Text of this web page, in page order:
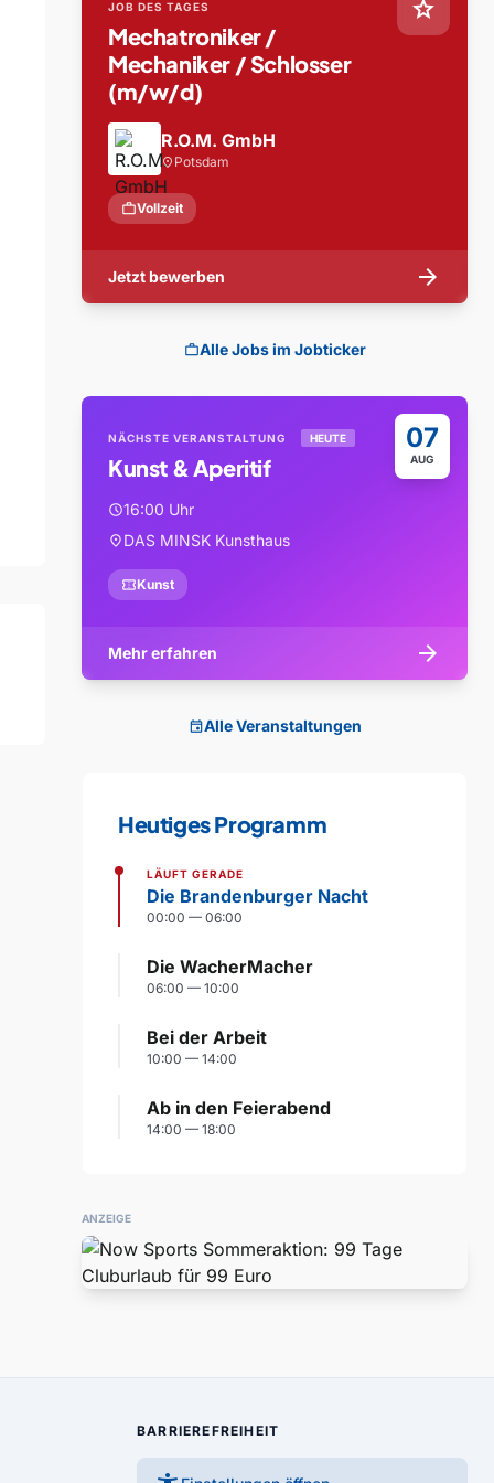
star
JOB DES TAGES
Mechatroniker /
Mechaniker / Schlosser
(m/w/d)
R.O.M. GmbH
location_on Potsdam
workVollzeit
Jetzt bewerben arrow_forward
workAlle Jobs im Jobticker
07
AUG
NÄCHSTE VERANSTALTUNG HEUTE
Kunst & Aperitif
schedule16:00 Uhr
location_onDAS MINSK Kunsthaus
confirmation_numberKunst
Mehr erfahren arrow_forward
eventAlle Veranstaltungen
Heutiges Programm
LÄUFT GERADE
Die Brandenburger Nacht
00:00 — 06:00
Die WacherMacher
06:00 — 10:00
Bei der Arbeit
10:00 — 14:00
Ab in den Feierabend
14:00 — 18:00
ANZEIGE
BARRIEREFREIHEIT